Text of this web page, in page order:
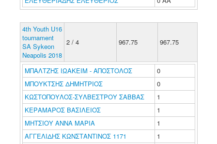
4th Youth U16
tournament
SA Sykeon
Neapolis 2018
2 / 4 967.75 967.75
ΜΠΑΛΤΖΗΣ ΙΩΑΚΕΙΜ - ΑΠΟΣΤΟΛΟΣ
0
ΜΠΟΥΚΤΣΗΣ ΔΗΜΗΤΡΙΟΣ
0
ΚΩΣΤΟΠΟΥΛΟΣ-ΣΥΛΒΕΣΤΡΟΥ ΣΑΒΒΑΣ
1
ΚΕΡΑΜΑΡΟΣ ΒΑΣΙΛΕΙΟΣ
1
ΜΗΤΣΙΟΥ ΑΝΝΑ ΜΑΡΙΑ
1
ΑΓΓΕΛΙΔΗΣ ΚΩΝΣΤΑΝΤΙΝΟΣ 1171
1